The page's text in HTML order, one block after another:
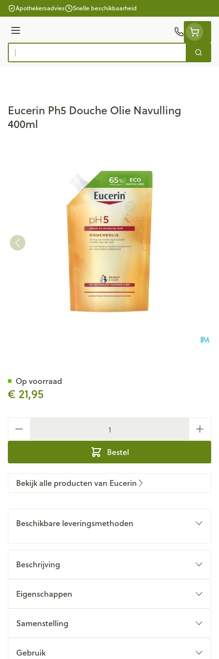
Ga naar de inhoud
Apothekersadvies Snelle beschikbaarheid
Menu
Product, merk, categorie...
Zoek
Eucerin Ph5 Douche Olie Navulling
400ml
€ 21,95
Bestel
Op voorraad
Bekijk alle producten van Eucerin
Beschikbare leveringsmethoden
Beschrijving
Eigenschappen
Samenstelling
Gebruik